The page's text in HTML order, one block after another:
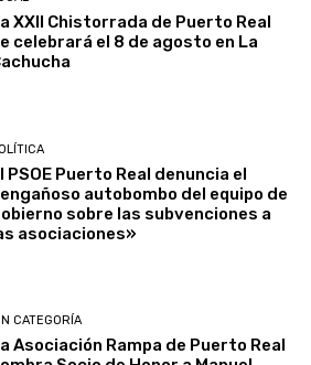
XXII Chistorrada de Puerto Real
celebrará el 8 de agosto en La
PSOE Puerto Real denuncia el
autobombo del equipo de
sobre las subvenciones a
asociaciones»
CATEGORÍA
Asociación Rampa de Puerto Real